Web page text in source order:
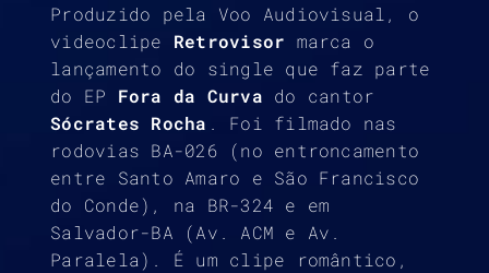
Produzido pela Voo Audiovisual, o
videoclipe Retrovisor marca o
lançamento do single que faz parte
do EP Fora da Curva do cantor
Sócrates Rocha . Foi filmado nas
rodovias BA-026 (no entroncamento
entre Santo Amaro e São Francisco
do Conde), na BR-324 e em
Salvador-BA (Av. ACM e Av.
Paralela). É um clipe romântico,